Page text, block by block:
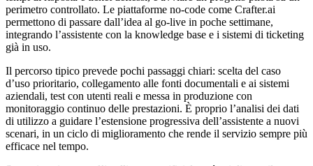
perimetro controllato. Le piattaforme no-code come Crafter.ai
permettono di passare dall’idea al go-live in poche settimane,
integrando l’assistente con la knowledge base e i sistemi di ticketing
già in uso.
Il percorso tipico prevede pochi passaggi chiari: scelta del caso
d’uso prioritario, collegamento alle fonti documentali e ai sistemi
aziendali, test con utenti reali e messa in produzione con
monitoraggio continuo delle prestazioni. È proprio l’analisi dei dati
di utilizzo a guidare l’estensione progressiva dell’assistente a nuovi
scenari, in un ciclo di miglioramento che rende il servizio sempre più
efficace nel tempo.